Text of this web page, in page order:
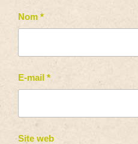
Nom *
E-mail *
Site web